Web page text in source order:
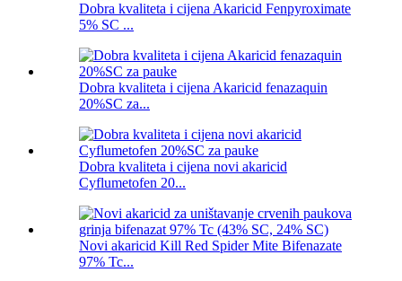
Dobra kvaliteta i cijena Akaricid Fenpyroximate
5% SC ...
Dobra kvaliteta i cijena Akaricid fenazaquin
20%SC za...
Dobra kvaliteta i cijena novi akaricid
Cyflumetofen 20...
Novi akaricid Kill Red Spider Mite Bifenazate
97% Tc...